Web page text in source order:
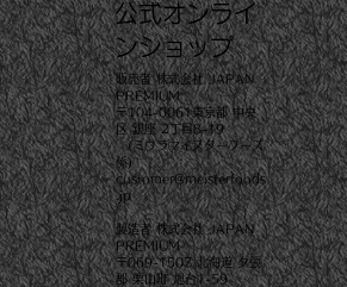
​公式オンライ
ンショップ
販売者 株式会社 JAPAN
PREMIUM
〒104-0061東京都 中央
区 銀座 2丁目8-19
(ミウラマイスターフーズ
係)
customer@meisterfoods
.jp
製造者 株式会社 JAPAN
PREMIUM
〒069-1507 北海道 夕張
郡 栗山町 旭台1-59